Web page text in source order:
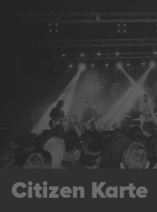
Citizen Karte